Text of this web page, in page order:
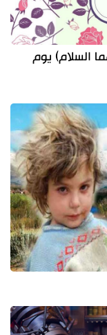
السلام) يوم